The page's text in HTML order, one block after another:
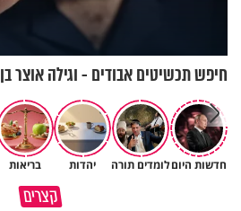
חיפש תכשיטים אבודים - וגילה אוצר בן 2,500 שנה
חדשות היוםלומדים תורה יהדות בריאות
קצרים